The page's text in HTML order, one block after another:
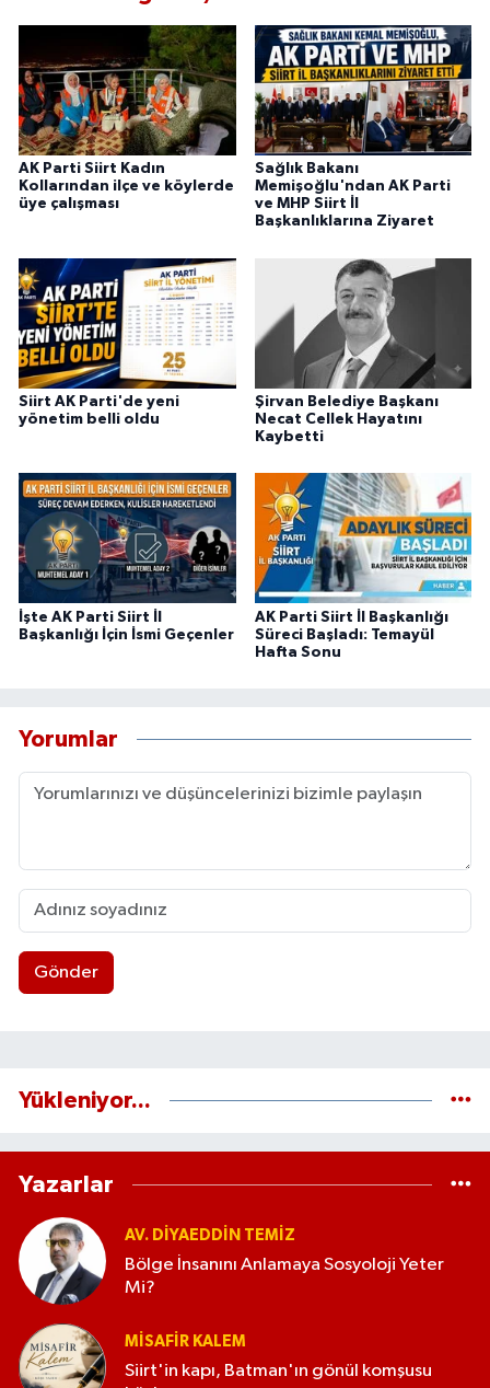
AK Parti Siirt Kadın
Kollarından ilçe ve köylerde
üye çalışması
Sağlık Bakanı
Memişoğlu'ndan AK Parti
ve MHP Siirt İl
Başkanlıklarına Ziyaret
Siirt AK Parti'de yeni
yönetim belli oldu
Şirvan Belediye Başkanı
Necat Cellek Hayatını
Kaybetti
İşte AK Parti Siirt İl
Başkanlığı İçin İsmi Geçenler
AK Parti Siirt İl Başkanlığı
Süreci Başladı: Temayül
Hafta Sonu
Yorumlar
Gönder
Yükleniyor...
Yazarlar
AV. DIYAEDDIN TEMIZ
Bölge İnsanını Anlamaya Sosyoloji Yeter
Mi?
MISAFIR KALEM
Siirt'in kapı, Batman'ın gönül komşusu